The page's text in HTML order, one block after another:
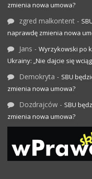
zmienia nowa umowa?
zgred malkontent -
naprawdę zmienia nowa
Jans - Wyrzykowski po
Ukrainy: „Nie dajcie się
Demokryta - SBU
zmienia nowa umowa?
Dozdrajców - SBU
zmienia nowa umowa?